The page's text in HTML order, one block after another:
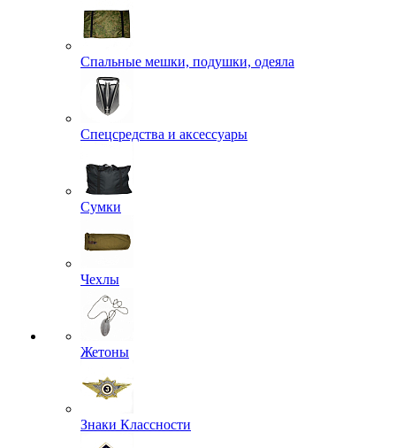
Спальные мешки, подушки, одеяла
Спецсредства и аксессуары
Сумки
Чехлы
Жетоны
Знаки Классности